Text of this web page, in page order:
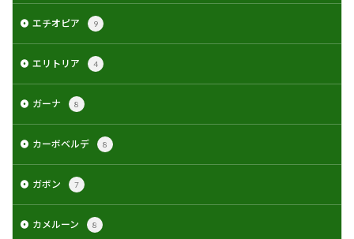
エチオピア 9
エリトリア 4
ガーナ 8
カーボベルデ 8
ガボン 7
カメルーン 8